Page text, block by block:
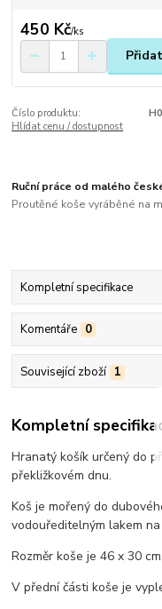
450 Kč/ks
Číslo produktu:
Hlídat cenu / dostupnost
Ruční práce od malého
Proutěné koše vyráběné na
Kompletní specifikace
Komentáře 0
Související zboží 1
Kompletní
Hranatý košík určený do
překližkovém dnu.
Koš je mořený do
vodouředitelným lakem
Rozměr koše je 46 x 30
V přední části koše je